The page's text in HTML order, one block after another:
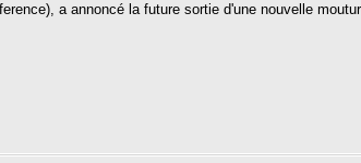
a annoncé la future sortie d'une nouvelle